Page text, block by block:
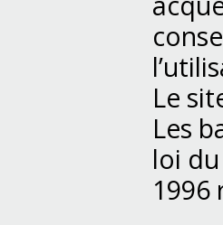
Le
Les
loi
1996